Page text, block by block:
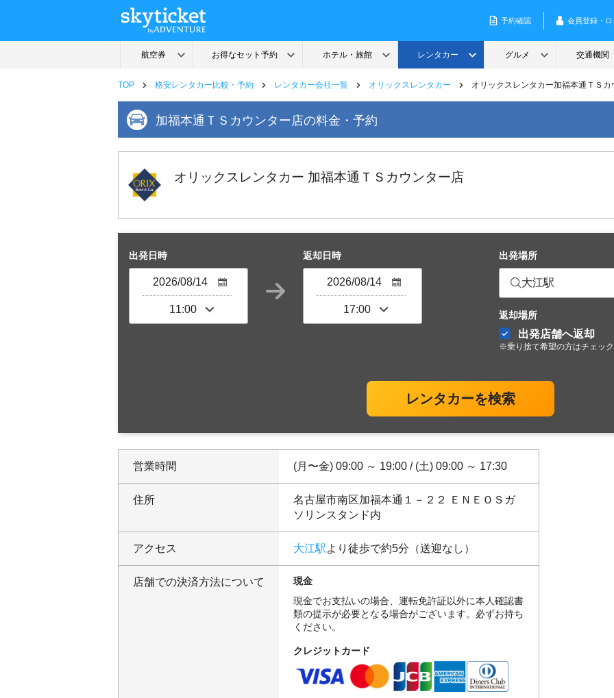
TOP 格安レンタカー比較・予約 レンタカー会社一覧 オリックスレンタカー オリックスレンタカー加福本通ＴＳカ
加福本通ＴＳカウンター店の料金・予約
オリックスレンタカー 加福本通ＴＳカウンター店
出発日時 返却日時 出発場所
大江駅
返却場所
出発店舗へ返却
※乗り捨て希望の方はチェッ
レンタカーを検索
営業時間 (月〜金) 09:00 ～ 19:00 / (土) 09:00 ～ 17:30
住所
名古屋市南区加福本通１－２２ ＥＮＥＯＳガ
ソリンスタンド内
アクセス 大江駅より徒歩で約5分（送迎なし）
店舗での決済方法について
現金
現金でお支払いの場合、運転免許証以外に本人確認書
類の提示が必要となる場合がございます。必ずお持ち
ください。
クレジットカード